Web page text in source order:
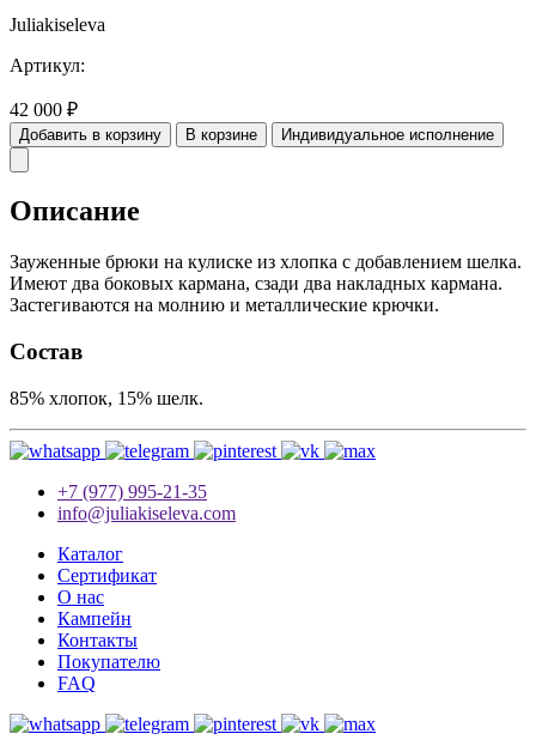
Juliakiseleva
Артикул:
42 000 ₽
Добавить в корзину В корзине Индивидуальное исполнение
Описание
Зауженные брюки на кулиске из хлопка с добавлением шелка.
Имеют два боковых кармана, сзади два накладных кармана.
Застегиваются на молнию и металлические крючки.
Состав
85% хлопок, 15% шелк.
+7 (977) 995-21-35
info@juliakiseleva.com
Каталог
Сертификат
О нас
Кампейн
Контакты
Покупателю
FAQ